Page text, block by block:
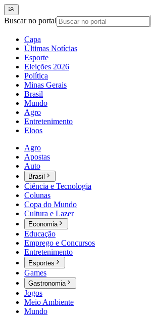
Buscar no portal
Capa
Últimas Notícias
Esporte
Eleições 2026
Política
Minas Gerais
Brasil
Mundo
Agro
Entretenimento
Eloos
Agro
Apostas
Auto
Brasil
Ciência e Tecnologia
Colunas
Copa do Mundo
Cultura e Lazer
Economia
Educação
Emprego e Concursos
Entretenimento
Esportes
Games
Gastronomia
Jogos
Meio Ambiente
Mundo